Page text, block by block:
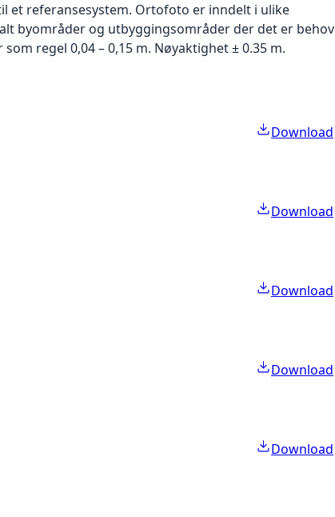
et referansesystem. Ortofoto er inndelt i ulike
byområder og utbyggingsområder der det er behov
regel 0,04 – 0,15 m. Nøyaktighet ± 0.35 m.
Download
Download
Download
Download
Download